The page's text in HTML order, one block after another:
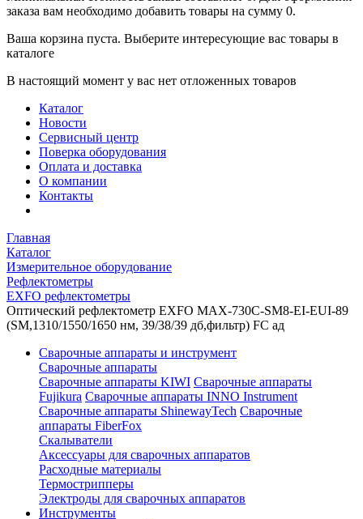
заказа вам необходимо добавить товары на сумму 0.
Ваша корзина пуста. Выберите интересующие вас товары в
каталоге
В настоящий момент у вас нет отложенных товаров
Каталог
Новости
Сервисный центр
Поверка оборудования
Оплата и доставка
О компании
Контакты
Главная
Каталог
Измерительное оборудование
Рефлектометры
EXFO рефлектометры
Оптический рефлектометр EXFO MAX-730C-SM8-EI-EUI-89
(SM,1310/1550/1650 нм, 39/38/39 дб,фильтр) FC ад
Сварочные аппараты и инструмент
Сварочные аппараты
Сварочные аппараты KIWI Сварочные аппараты
Fujikura Сварочные аппараты INNO Instrument
Сварочные аппараты ShinewayTech Cварочные
аппараты FiberFox
Скалыватели
Аксессуары для сварочных аппаратов
Расходные материалы
Термострипперы
Электроды для сварочных аппаратов
Инструменты